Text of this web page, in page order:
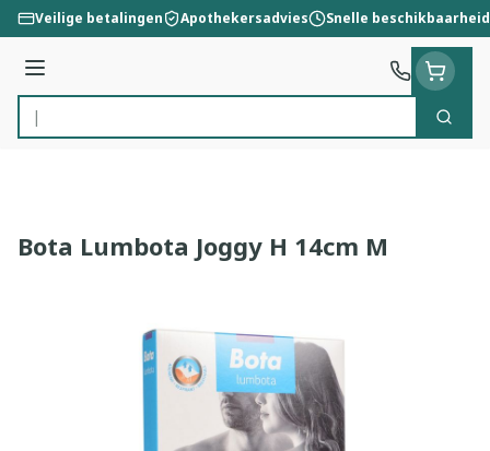
Ga naar de inhoud
Veilige betalingen Apothekersadvies Snelle beschikbaarheid
Menu
Product, merk, categorie...
Zoek
Bota Lumbota Joggy H 14cm M